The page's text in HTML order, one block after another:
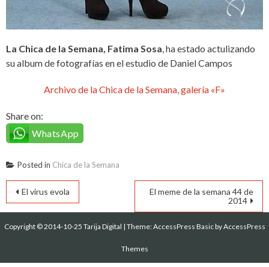
La Chica de la Semana, Fatima Sosa , ha estado actulizando
su album de fotografías en el estudio de Daniel Campos
Archivo de la Chica de la Semana, galería «F»
Share on:
WhatsApp
Posted in Chica de la Semana
Navegación
de
El virus evola
El meme de la semana 44 de
2014
Copyright © 2014-10-25 Tarija Digital | Theme:AccessPress Basicby AccessPress
Themes